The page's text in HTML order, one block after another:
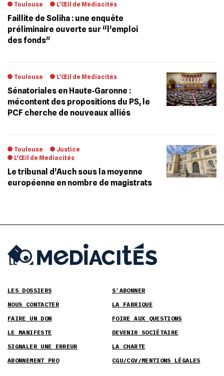
Toulouse L'Œil de Mediacités
Faillite de Soliha : une enquête
préliminaire ouverte sur “l’emploi
des fonds”
Toulouse L'Œil de Mediacités
Sénatoriales en Haute‐Garonne :
mécontent des propositions du PS, le
PCF cherche de nouveaux alliés
Toulouse
Justice
L'Œil de Mediacités
Le tribunal d’Auch sous la moyenne
européenne en nombre de magistrats
LES DOSSIERS
S’ABONNER
NOUS CONTACTER
LA FABRIQUE
FAIRE UN DON
FOIRE AUX QUESTIONS
LE MANIFESTE
DEVENIR SOCIÉTAIRE
SIGNALER UNE ERREUR
LA CHARTE
ABONNEMENT PRO
CGU/CGV/MENTIONS LÉGALES